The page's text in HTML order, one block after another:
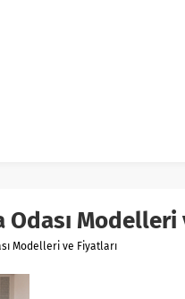
Odası Modelleri
Modelleri ve Fiyatları